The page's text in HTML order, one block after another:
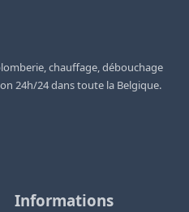
chauffage, débouchage
24h/24 dans toute la Belgique.
Informations